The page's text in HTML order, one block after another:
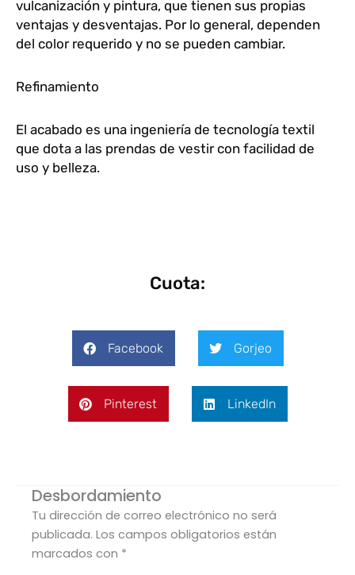
vulcanización y pintura, que tienen sus propias
ventajas y desventajas. Por lo general, dependen
del color requerido y no se pueden cambiar.
Refinamiento
El acabado es una ingeniería de tecnología textil
que dota a las prendas de vestir con facilidad de
uso y belleza.
Cuota:
Facebook Gorjeo
Pinterest LinkedIn
Desbordamiento
Tu dirección de correo electrónico no será
publicada. Los campos obligatorios están
marcados con *